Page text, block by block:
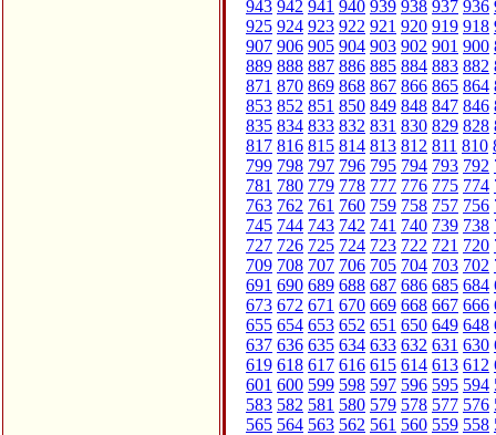
943 942 941 940 939 938 937 936
925 924 923 922 921 920 919 918
907 906 905 904 903 902 901 900
889 888 887 886 885 884 883 882
871 870 869 868 867 866 865 864
853 852 851 850 849 848 847 846
835 834 833 832 831 830 829 828
817 816 815 814 813 812 811 810
799 798 797 796 795 794 793 792
781 780 779 778 777 776 775 774
763 762 761 760 759 758 757 756
745 744 743 742 741 740 739 738
727 726 725 724 723 722 721 720
709 708 707 706 705 704 703 702
691 690 689 688 687 686 685 684
673 672 671 670 669 668 667 666
655 654 653 652 651 650 649 648
637 636 635 634 633 632 631 630
619 618 617 616 615 614 613 612
601 600 599 598 597 596 595 594
583 582 581 580 579 578 577 576
565 564 563 562 561 560 559 558